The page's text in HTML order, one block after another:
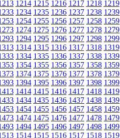
1214 1215 1216 1217 1218 1219
1234 1235 1236 1237 1238 1239
1254 1255 1256 1257 1258 1259
1274 1275 1276 1277 1278 1279
1294 1295 1296 1297 1298 1299
1314 1315 1316 1317 1318 1319
1334 1335 1336 1337 1338 1339
1354 1355 1356 1357 1358 1359
1374 1375 1376 1377 1378 1379
1394 1395 1396 1397 1398 1399
1414 1415 1416 1417 1418 1419
1434 1435 1436 1437 1438 1439
1454 1455 1456 1457 1458 1459
1474 1475 1476 1477 1478 1479
1494 1495 1496 1497 1498 1499
1514 1515 1516 1517 1518 1519